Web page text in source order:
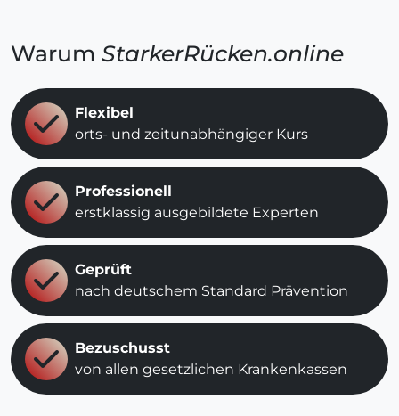
Warum StarkerRücken.online
Flexibel
orts- und zeitunabhängiger Kurs
Professionell
erstklassig ausgebildete Experten
Geprüft
nach deutschem Standard Prävention
Bezuschusst
von allen gesetzlichen Krankenkassen